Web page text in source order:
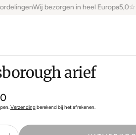
Wij bezorgen in heel Europa5,0☆ op
arief
Verzendingberekend bij het afrekenen.